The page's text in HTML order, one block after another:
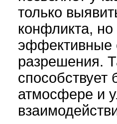
только
конфликта,
эффективные
разрешения.
способствует
атмосфере и